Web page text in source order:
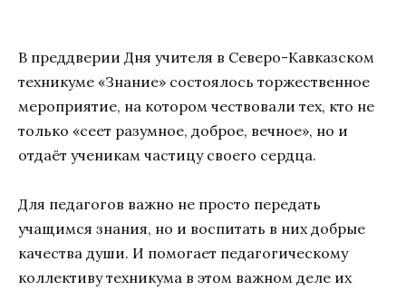
В преддверии Дня учителя в Северо-Кавказском
техникуме «Знание» состоялось торжественное
мероприятие, на котором чествовали тех, кто не
только «сеет разумное, доброе, вечное», но и
отдаёт ученикам частицу своего сердца.
Для педагогов важно не просто передать
учащимся знания, но и воспитать в них добрые
качества души. И помогает педагогическому
коллективу техникума в этом важном деле их